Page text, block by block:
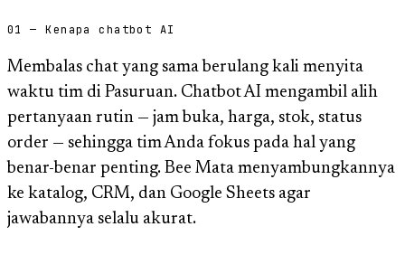
01 — Kenapa chatbot AI
Membalas chat yang sama berulang kali menyita
waktu tim di Pasuruan. Chatbot AI mengambil alih
pertanyaan rutin — jam buka, harga, stok, status
order — sehingga tim Anda fokus pada hal yang
benar-benar penting. Bee Mata menyambungkannya
ke katalog, CRM, dan Google Sheets agar
jawabannya selalu akurat.